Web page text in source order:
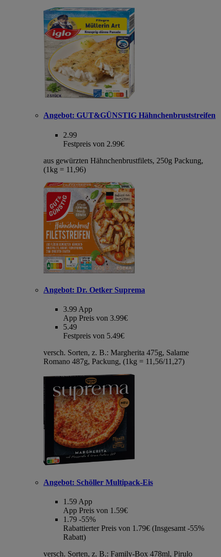
Angebot: GUT&GÜNSTIG Hähnchenbruststreifen
2.99
Festpreis von 2.99€
aus gewürzten Hähnchenbrustfilets, 250g Packung,
(1kg = 11,96)
Angebot: Dr. Oetker Suprema
3.99 App
App Preis von 3.99€
5.49
Festpreis von 5.49€
versch. Sorten, z. B.: Margherita 475g, Salame
Romano 487g, Packung, (1kg = 11,56/11,27)
Angebot: Schöller Multipack-Eis
1.59 App
App Preis von 1.59€
1.79 -55%
Rabattierter Preis von 1.79€ (Insgesamt -55%
Rabatt)
versch. Sorten, z. B.: Family-Box 478ml, Pirulo